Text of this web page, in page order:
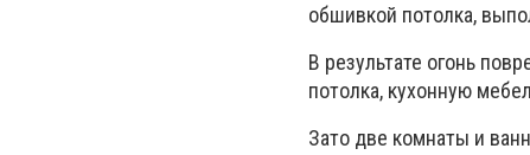
обшивкой потолка,
В результате огонь
потолка, кухонную
Зато две комнаты и